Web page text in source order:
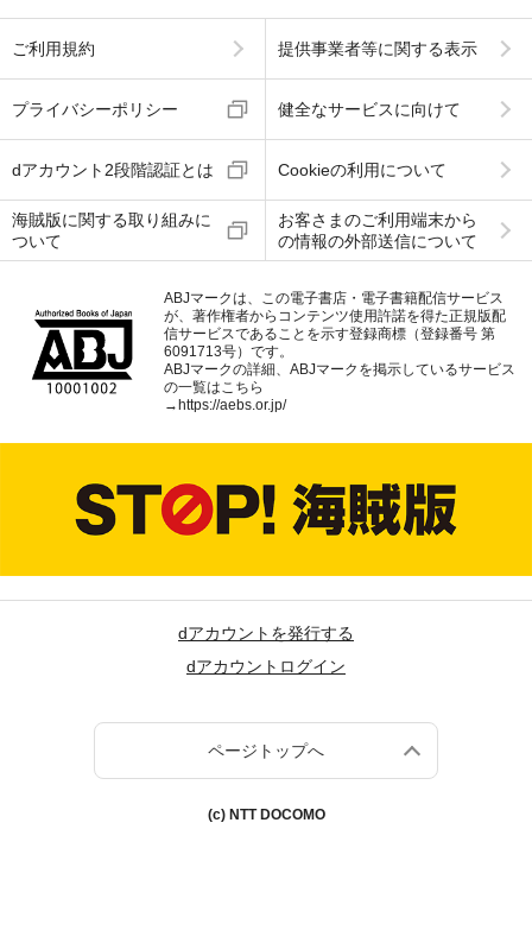
ご利用規約 提供事業者等に関する表示
プライバシーポリシー 健全なサービスに向けて
dアカウント2段階認証とは Cookieの利用について
海賊版に関する取り組みに
ついて
お客さまのご利用端末から
の情報の外部送信について
ABJマークは、この電子書店・電子書籍配信サービス
が、著作権者からコンテンツ使用許諾を得た正規版配
信サービスであることを示す登録商標（登録番号 第
6091713号）です。
ABJマークの詳細、ABJマークを掲示しているサービス
の一覧はこちら
→ https://aebs.or.jp/
dアカウントを発行する
dアカウントログイン
ページトップへ
(c) NTT DOCOMO